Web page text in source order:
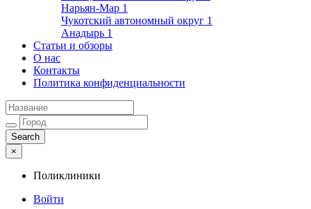
Нарьян-Мар 1
Чукотский автономный округ 1
Анадырь 1
Статьи и обзоры
О нас
Контакты
Политика конфиденциальности
×
Поликлиники
Войти